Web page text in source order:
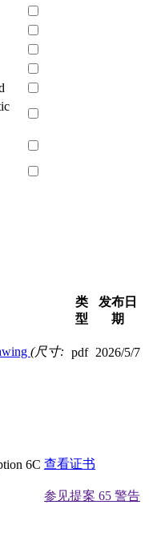
类
型
发布日
期
(尺寸: pdf 2026/5/7
6C 查看证书
参见提案 65 警告